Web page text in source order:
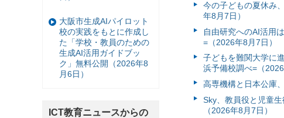
今の子どもの夏休み
年8月7日）
自由研究へのAI活用
=（2026年8月7日）
子どもを難関大学に
浜予備校調べ=（2026
高専機構と日本公庫
Sky、教員役と児童
（2026年8月7日）
大阪市生成AIパイロット
校の実践をもとに作成し
た「学校・教員のための
生成AI活用ガイドブッ
ク」無料公開（2026年8
月6日）
ICT教育ニュースからの